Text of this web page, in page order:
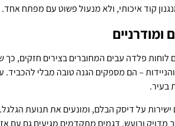
קוד איכותי, ולא מנעול פשוט עם מפתח אחד.
פלדה עבים המחוברים בצירים חזקים, כך
– הם מספקים הגנה טובה מבלי
על דיסק הבלם, ומונעים את תנועת
מדויק ורועש. דגמים מתקדמים מגיעים גם עם